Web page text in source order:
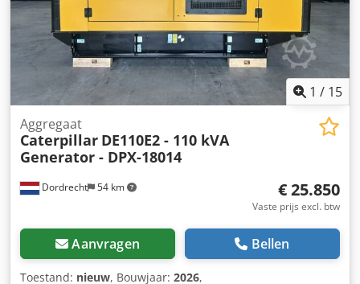
1 / 15
Dordrecht 54 km
Aggregaat
Caterpillar DE110E2 - 110 kVA
Generator - DPX-18014
€ 25.850
Vaste prijs excl. btw
Aanvragen Bellen
Toestand: nieuw, Bouwjaar: 2026,